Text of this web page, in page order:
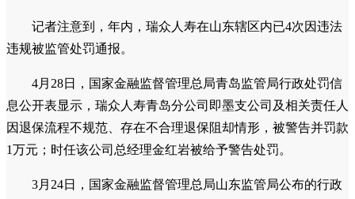
记者注意到，年内，瑞众人寿在山东辖区内已4次因违法
违规被监管处罚通报。
4月28日，国家金融监督管理总局青岛监管局行政处罚信
息公开表显示，瑞众人寿青岛分公司即墨支公司及相关责任人
因退保流程不规范、存在不合理退保阻却情形，被警告并罚款
1万元；时任该公司总经理金红岩被给予警告处罚。
3月24日，国家金融监督管理总局山东监管局公布的行政